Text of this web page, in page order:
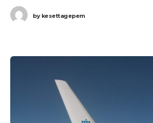
bykesettagepem